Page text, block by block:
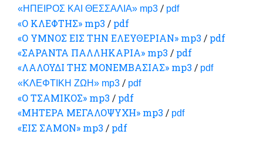
«ΗΠΕΙΡΟΣ ΚΑΙ ΘΕΣΣΑΛΙΑ» mp3 / pdf
«Ο ΚΛΕΦΤΗΣ» mp3 / pdf
«Ο ΥΜΝΟΣ ΕΙΣ ΤΗΝ ΕΛΕΥΘΕΡΙΑΝ» mp3 / pdf
«ΣΑΡΑΝΤΑ ΠΑΛΛΗΚΑΡΙΑ» mp3 / pdf
«ΛΑΛΟΥΔΙ ΤΗΣ ΜΟΝΕΜΒΑΣΙΑΣ» mp3 / pdf
«ΚΛΕΦΤΙΚΗ ΖΩΗ» mp3 / pdf
«Ο ΤΣΑΜΙΚΟΣ» mp3 / pdf
«ΜΗΤΕΡΑ ΜΕΓΑΛΟΨΥΧΗ» mp3 / pdf
«ΕΙΣ ΣΑΜΟΝ» mp3 / pdf